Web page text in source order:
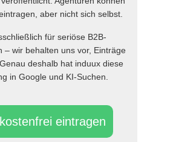
eintragen
aber nicht sich selbst.
für seriöse B2B-
– wir behalten uns vor, Einträge
deshalb hat induux diese
in Google und KI-Suchen.